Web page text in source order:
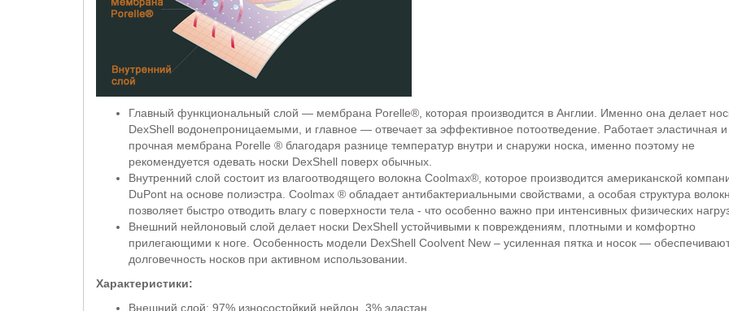
Главный функциональный слой — мембрана Porelle®, которая производится в Англии. Именно она делает
DexShell водонепроницаемыми, и главное — отвечает за эффективное потоотведение. Работает эластичная и
прочная мембрана Porelle ® благодаря разнице температур внутри и снаружи носка, именно поэтому не
рекомендуется одевать носки DexShell поверх обычных.
Внутренний слой состоит из влагоотводящего волокна Coolmax®, которое производится американской
DuPont на основе полиэстра. Coolmax ® обладает антибактериальными свойствами, а особая структура
позволяет быстро отводить влагу с поверхности тела - что особенно важно при интенсивных физических
Внешний нейлоновый слой делает носки DexShell устойчивыми к повреждениям, плотными и комфортно
прилегающими к ноге. Особенность модели DexShell Coolvent New – усиленная пятка и носок —
долговечность носков при активном использовании.
Характеристики:
Внешний слой: 97% износостойкий нейлон, 3% эластан